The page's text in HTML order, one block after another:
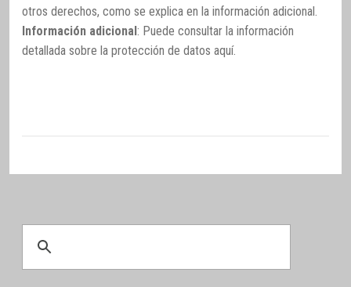
otros derechos, como se explica en la información adicional.
Información adicional: Puede consultar la información
detallada sobre la protección de datos aquí.